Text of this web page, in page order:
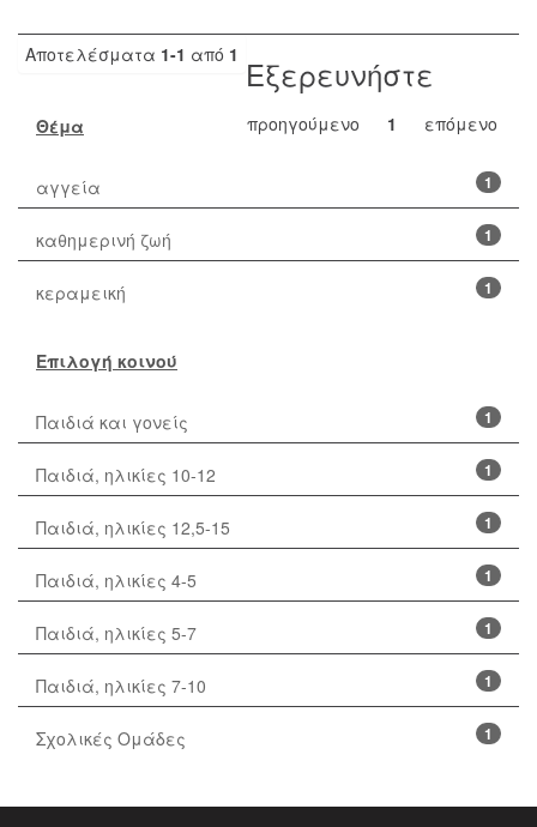
Αποτελέσματα 1-1 από 1
προηγούμενο 1 επόμενο
Εξερευνήστε
Θέμα
1
αγγεία
1
καθημερινή ζωή
1
κεραμεική
Επιλογή κοινού
1
Παιδιά και γονείς
1
Παιδιά, ηλικίες 10-12
1
Παιδιά, ηλικίες 12,5-15
1
Παιδιά, ηλικίες 4-5
1
Παιδιά, ηλικίες 5-7
1
Παιδιά, ηλικίες 7-10
1
Σχολικές Ομάδες